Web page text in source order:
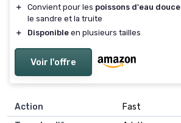
＋
Convient pour les poissons d'eau douce
le sandre et la truite
＋
Disponible en plusieurs tailles
Voir l'offre
Action
‎Fast